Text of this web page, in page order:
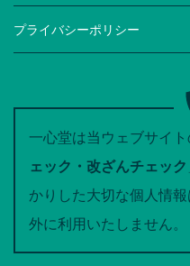
プライバシーポリシー
一心堂は当ウェブサイ
ェック・改ざんチェック
かりした大切な個人情
外に利用いたしません。